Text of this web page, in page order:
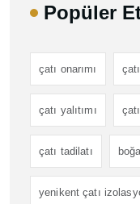
Popüler
çatı onarımı
çatı yalıtımı
çatı tadilatı
yenikent çatı